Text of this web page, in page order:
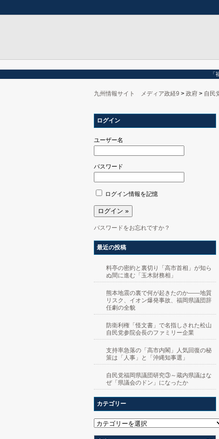
九州情報サイト メディア政経9 > 政府 > 自民
ログイン
ユーザー名
パスワード
ログイン情報を記憶
パスワードをお忘れですか？
最近の投稿
料亭の密約と裏切り「高市首相」が知ら
ぬ間に進む「玉木財務相」
熊本地震の裏で何が起きたのか――地質
リスク、イオン爆発事故、福岡県議団辞
任劇の全貌
防衛利権「怪文書」で名指しされた松山
自民党参院会長のファミリー企業
支持率急落の「高市内閣」人気回復の秘
策は「人事」と「沖縄知事選」
自民党福岡県議団研究③～蔵内県議はな
ぜ「県議会のドン」になったか
カテゴリー